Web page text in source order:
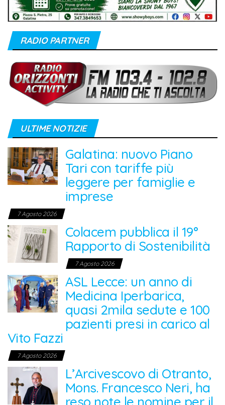
RADIO PARTNER
ULTIME NOTIZIE
Galatina: nuovo Piano
Tari con tariffe più
leggere per famiglie e
imprese
7 Agosto 2026
Colacem pubblica il 19°
Rapporto di Sostenibilità
7 Agosto 2026
ASL Lecce: un anno di
Medicina Iperbarica,
quasi 2mila sedute e 100
pazienti presi in carico al
Vito Fazzi
7 Agosto 2026
L’Arcivescovo di Otranto,
Mons. Francesco Neri, ha
reso note le nomine per il